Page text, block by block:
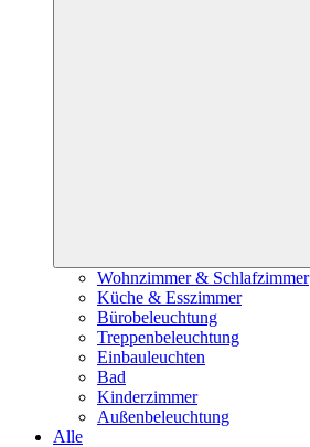
Wohnzimmer & Schlafzimmer
Küche & Esszimmer
Bürobeleuchtung
Treppenbeleuchtung
Einbauleuchten
Bad
Kinderzimmer
Außenbeleuchtung
Alle